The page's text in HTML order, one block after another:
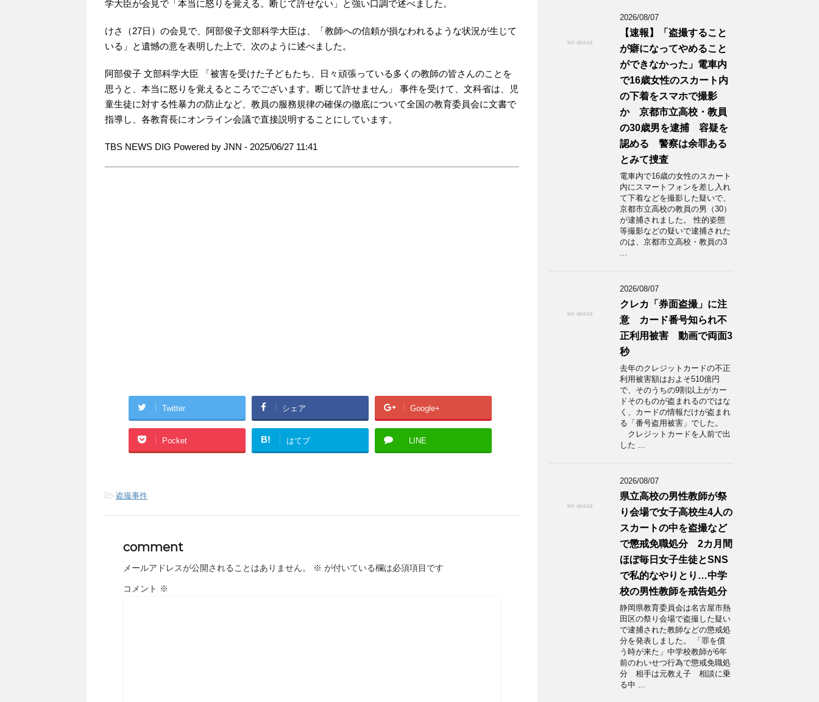
学大臣が会見で「本当に怒りを覚える。断じて許せない」と強い口調で述べました。
けさ（27日）の会見で、阿部俊子文部科学大臣は、「教師への信頼が損なわれるような状況が生じて
いる」と遺憾の意を表明した上で、次のように述べました。
阿部俊子 文部科学大臣 「被害を受けた子どもたち、日々頑張っている多くの教師の皆さんのことを
思うと、本当に怒りを覚えるところでございます。断じて許せません」 事件を受けて、文科省は、児
童生徒に対する性暴力の防止など、教員の服務規律の確保の徹底について全国の教育委員会に文書で
指導し、各教育長にオンライン会議で直接説明することにしています。
TBS NEWS DIG Powered by JNN - 2025/06/27 11:41
Twitter シェア Google+
Pocket B! はてブ LINE
-盗撮事件
comment
メールアドレスが公開されることはありません。 ※ が付いている欄は必須項目です
コメント ※
2026/08/07
【速報】「盗撮すること
が癖になってやめること
ができなかった」電車内
で16歳女性のスカート内
の下着をスマホで撮影
か 京都市立高校・教員
の30歳男を逮捕 容疑を
認める 警察は余罪ある
とみて捜査
電車内で16歳の女性のスカート
内にスマートフォンを差し入れ
て下着などを撮影した疑いで、
京都市立高校の教員の男（30）
が逮捕されました。 性的姿態
等撮影などの疑いで逮捕された
のは、京都市立高校・教員の3
...
2026/08/07
クレカ「券面盗撮」に注
意 カード番号知られ不
正利用被害 動画で両面3
秒
去年のクレジットカードの不正
利用被害額はおよそ510億円
で、そのうちの9割以上がカー
ドそのものが盗まれるのではな
く、カードの情報だけが盗まれ
る「番号盗用被害」でした。
クレジットカードを人前で出
した ...
2026/08/07
県立高校の男性教師が祭
り会場で女子高校生4人の
スカートの中を盗撮など
で懲戒免職処分 2カ月間
ほぼ毎日女子生徒とSNS
で私的なやりとり…中学
校の男性教師を戒告処分
静岡県教育委員会は名古屋市熱
田区の祭り会場で盗撮した疑い
で逮捕された教師などの懲戒処
分を発表しました。 「罪を償
う時が来た」中学校教師が6年
前のわいせつ行為で懲戒免職処
分 相手は元教え子 相談に乗
る中 ...